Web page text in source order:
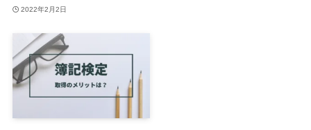
2022年2月2日